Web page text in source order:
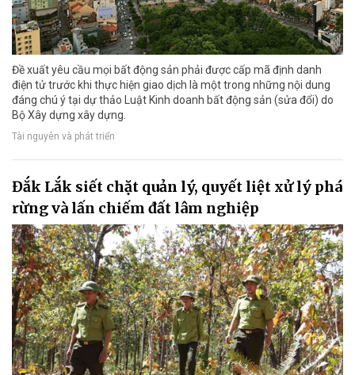
Đề xuất yêu cầu mọi bất động sản phải được cấp mã định danh
điện tử trước khi thực hiện giao dịch là một trong những nội dung
đáng chú ý tại dự thảo Luật Kinh doanh bất động sản (sửa đổi) do
Bộ Xây dựng xây dựng.
Tài nguyên và phát triển
Đắk Lắk siết chặt quản lý, quyết liệt xử lý phá
rừng và lấn chiếm đất lâm nghiệp